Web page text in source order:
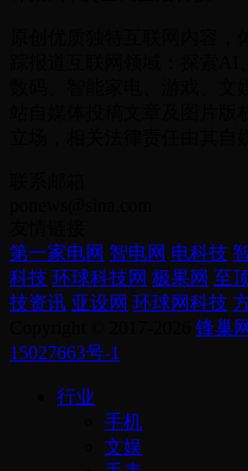
第一家电网 智电网 电科技
科技 环球科技网 极果网 至
技资讯 亚设网 环球网科技
锋巢网
15027663号-1
行业
手机
文娱